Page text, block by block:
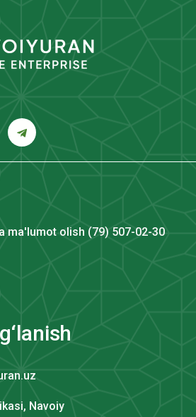
ma'lumot olish (79) 507-02-30
Navoiy